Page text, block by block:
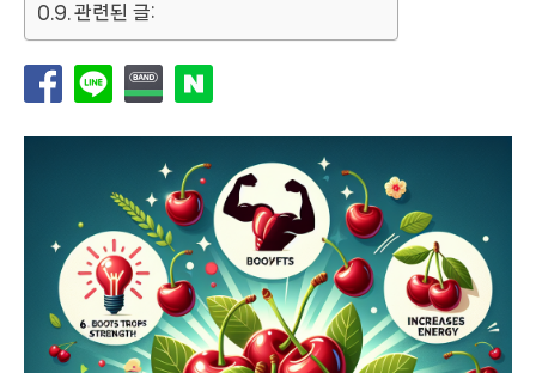
관련된 글: